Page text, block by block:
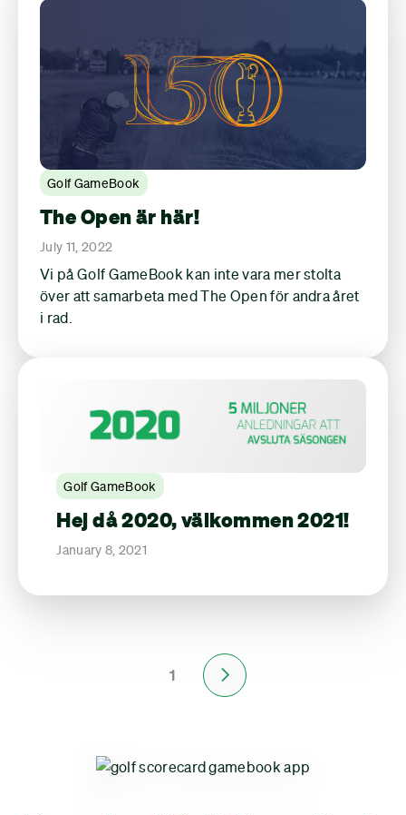
Golf GameBook
The Open är här!
July 11, 2022
Vi på Golf GameBook kan inte vara mer stolta
över att samarbeta med The Open för andra året
i rad.
Golf GameBook
Hej då 2020, välkommen 2021!
January 8, 2021
1 Next